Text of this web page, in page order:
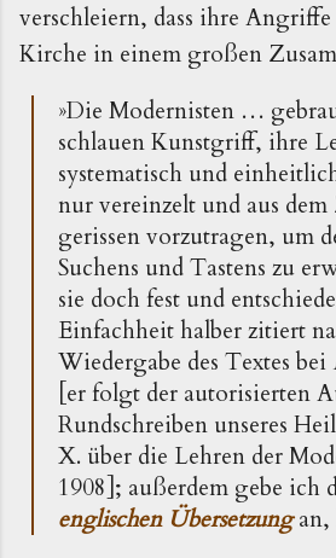
verschleiern, dass ihre
Kirche in einem großen
»Die Modernisten …
schlauen Kunstgriff, ihre
systematisch und
nur vereinzelt und aus
gerissen vorzutragen, um
Suchens und Tastens zu
sie doch fest und
Einfachheit halber zitiert
Wiedergabe des Textes bei
[er folgt der autorisierten
Rundschreiben unseres
X. über die Lehren der
1908]; außerdem gebe ich
englischen Übersetzungan,